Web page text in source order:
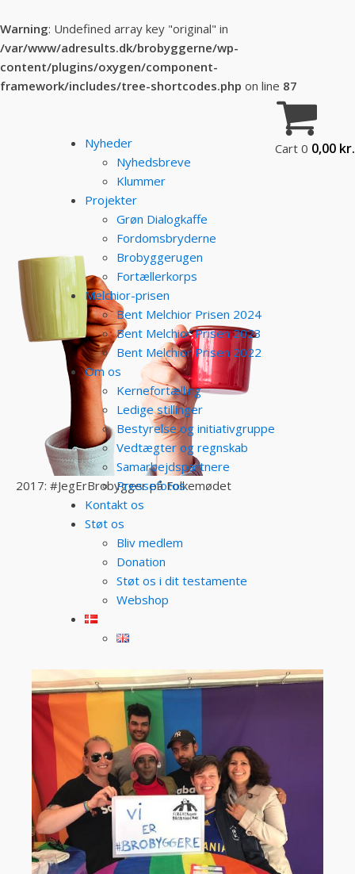
Warning: Undefined array key "original" in
/var/www/adresults.dk/brobyggerne/wp-
content/plugins/oxygen/component-
framework/includes/tree-shortcodes.php on line 87
Nyheder
Nyhedsbreve
Klummer
Projekter
Grøn Dialogkaffe
Fordomsbryderne
Brobyggerugen
Fortællerkorps
Melchior-prisen
Bent Melchior Prisen 2024
Bent Melchior Prisen 2023
Bent Melchior Prisen 2022
Om os
Kernefortælling
Ledige stillinger
Bestyrelse og initiativgruppe
Vedtægter og regnskab
Samarbejdspartnere
Pressefotos
Kontakt os
Støt os
Bliv medlem
Donation
Støt os i dit testamente
Webshop
Cart 0 0,00 kr.
2017: #JegErBrobygger på Folkemødet